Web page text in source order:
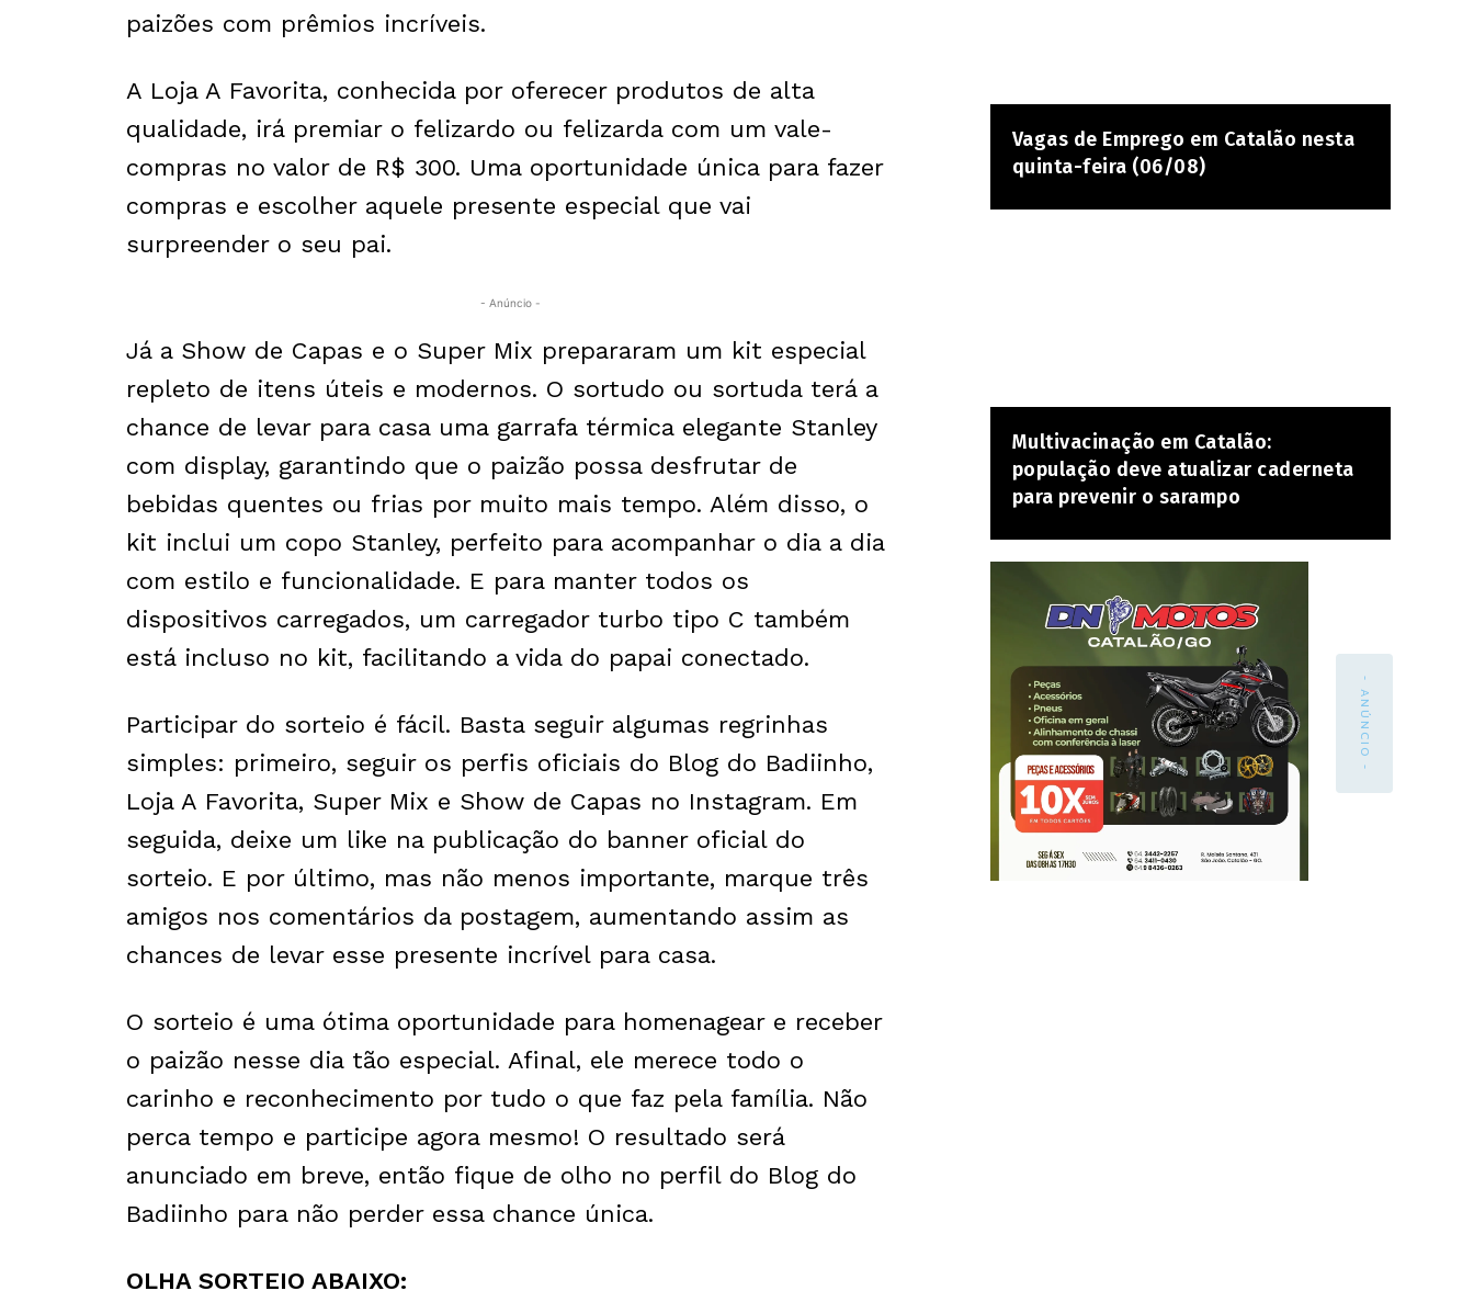
paizões com prêmios incríveis.
A Loja A Favorita, conhecida por oferecer produtos de alta
qualidade, irá premiar o felizardo ou felizarda com um vale-
compras no valor de R$ 300. Uma oportunidade única para fazer
compras e escolher aquele presente especial que vai
surpreender o seu pai.
- Anúncio -
Já a Show de Capas e o Super Mix prepararam um kit especial
repleto de itens úteis e modernos. O sortudo ou sortuda terá a
chance de levar para casa uma garrafa térmica elegante Stanley
com display, garantindo que o paizão possa desfrutar de
bebidas quentes ou frias por muito mais tempo. Além disso, o
kit inclui um copo Stanley, perfeito para acompanhar o dia a dia
com estilo e funcionalidade. E para manter todos os
dispositivos carregados, um carregador turbo tipo C também
está incluso no kit, facilitando a vida do papai conectado.
Participar do sorteio é fácil. Basta seguir algumas regrinhas
simples: primeiro, seguir os perfis oficiais do Blog do Badiinho,
Loja A Favorita, Super Mix e Show de Capas no Instagram. Em
seguida, deixe um like na publicação do banner oficial do
sorteio. E por último, mas não menos importante, marque três
amigos nos comentários da postagem, aumentando assim as
chances de levar esse presente incrível para casa.
O sorteio é uma ótima oportunidade para homenagear e receber
o paizão nesse dia tão especial. Afinal, ele merece todo o
carinho e reconhecimento por tudo o que faz pela família. Não
perca tempo e participe agora mesmo! O resultado será
anunciado em breve, então fique de olho no perfil do Blog do
Badiinho para não perder essa chance única.
OLHA SORTEIO ABAIXO:
Vagas de Emprego em Catalão nesta
quinta-feira (06/08)
Multivacinação em Catalão:
população deve atualizar caderneta
para prevenir o sarampo
- ANÚNCIO -